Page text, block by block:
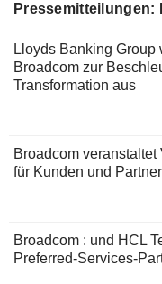
Pressemitteilungen:
Lloyds Banking Group
Broadcom zur
Transformation aus
Broadcom
für Kunden und Partner
Broadcom : und HCL
Preferred-Services-